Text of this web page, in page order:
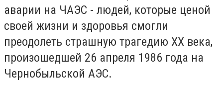
аварии на ЧАЭС - людей, которые ценой
своей жизни и здоровья смогли
преодолеть страшную трагедию XX века,
произошедшей 26 апреля 1986 года на
Чернобыльской АЭС.